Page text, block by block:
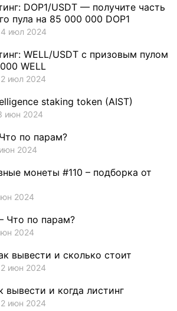
2
1
1
1
DOP1/USDT — получите часть
пула на 85 000 000 DOP1
4 июл 2024
WELL/USDT с призовым пулом
WELL
2 июл 2024
staking token (AIST)
июн 2024
по парам?
2024
монеты #110 – подборка от
2024
Что по парам?
2024
вывести и сколько стоит
2 июн 2024
вывести и когда листинг
2 июн 2024